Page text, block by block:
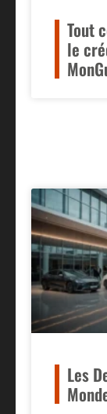
Tout
le
Les